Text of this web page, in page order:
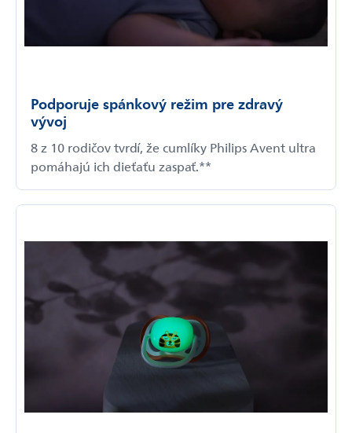
Podporuje spánkový režim pre zdravý
vývoj
8 z 10 rodičov tvrdí, že cumlíky Philips Avent ultra
pomáhajú ich dieťaťu zaspať.**